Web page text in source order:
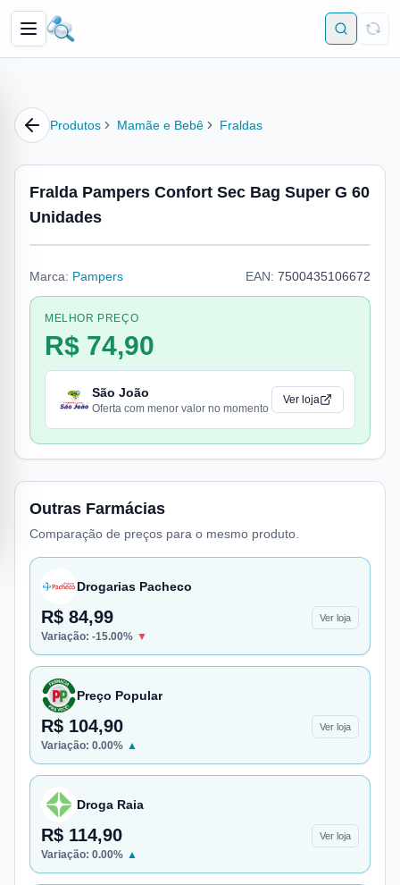
Produtos Mamãe e Bebê Fraldas
Fralda Pampers Confort Sec Bag Super G 60
Unidades
Marca: Pampers EAN: 7500435106672
MELHOR PREÇO
R$ 74,90
São João
Oferta com menor valor no momento
Ver loja
Outras Farmácias
Comparação de preços para o mesmo produto.
Drogarias Pacheco
R$ 84,99 Ver loja
Variação: -15.00% ▼
Preço Popular
R$ 104,90 Ver loja
Variação: 0.00% ▲
Droga Raia
R$ 114,90 Ver loja
Variação: 0.00% ▲